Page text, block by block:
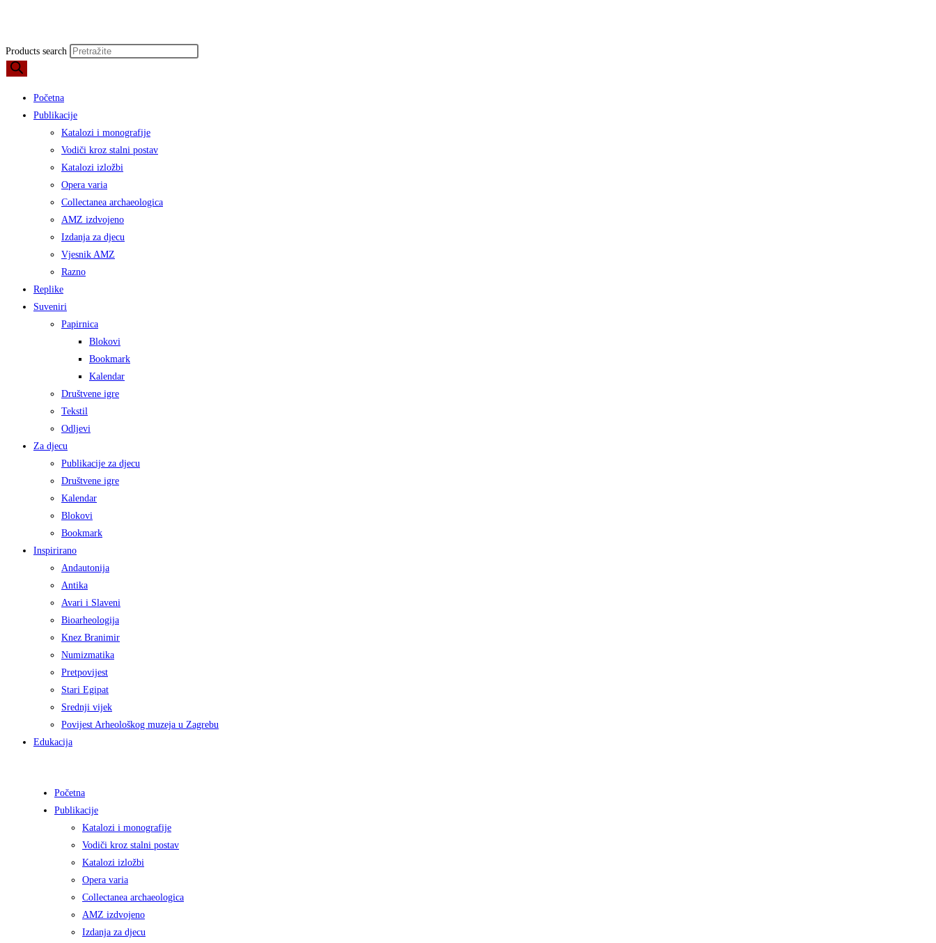
Products search
Početna
Publikacije
Katalozi i monografije
Vodiči kroz stalni postav
Katalozi izložbi
Opera varia
Collectanea archaeologica
AMZ izdvojeno
Izdanja za djecu
Vjesnik AMZ
Razno
Replike
Suveniri
Papirnica
Blokovi
Bookmark
Kalendar
Društvene igre
Tekstil
Odljevi
Za djecu
Publikacije za djecu
Društvene igre
Kalendar
Blokovi
Bookmark
Inspirirano
Andautonija
Antika
Avari i Slaveni
Bioarheologija
Knez Branimir
Numizmatika
Pretpovijest
Stari Egipat
Srednji vijek
Povijest Arheološkog muzeja u Zagrebu
Edukacija
Početna
Publikacije
Katalozi i monografije
Vodiči kroz stalni postav
Katalozi izložbi
Opera varia
Collectanea archaeologica
AMZ izdvojeno
Izdanja za djecu